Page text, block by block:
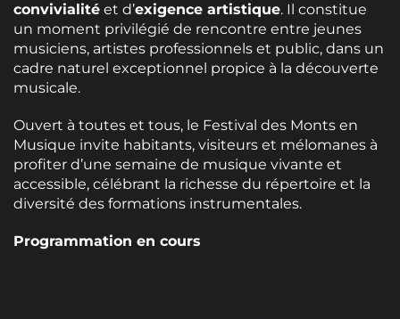
convivialité et d’exigence artistique. Il constitue
un moment privilégié de rencontre entre jeunes
musiciens, artistes professionnels et public, dans un
cadre naturel exceptionnel propice à la découverte
musicale.
Ouvert à toutes et tous, le Festival des Monts en
Musique invite habitants, visiteurs et mélomanes à
profiter d’une semaine de musique vivante et
accessible, célébrant la richesse du répertoire et la
diversité des formations instrumentales.
Programmation en cours